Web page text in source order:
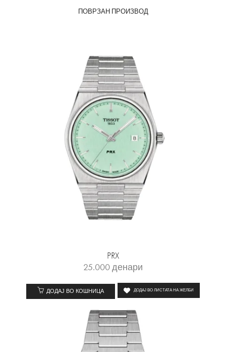
ПОВРЗАН ПРОИЗВОД
PRX
25.000денари
ДОДАЈ ВО КОШНИЦА ДОДАЈ ВО ЛИСТАТА НА ЖЕЛБИ